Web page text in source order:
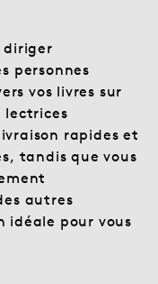
diriger
personnes
vos livres sur
lectrices
rapides et
tandis que vous
autres
idéale pour vous